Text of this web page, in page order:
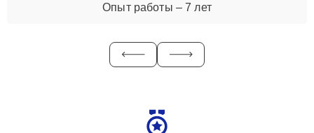
Опыт работы – 7 лет